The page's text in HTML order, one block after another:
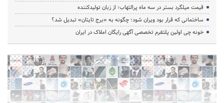
قیمت میلگرد بستر در سه ماه پرالتهاب؛ از زبان تولیدکننده
ساختمانی که قرار بود ویران شود؛ چگونه به «برج تایتان» تبدیل شد؟
خونه چی اولین پلتفرم تخصصی آگهی رایگان املاک در ایران